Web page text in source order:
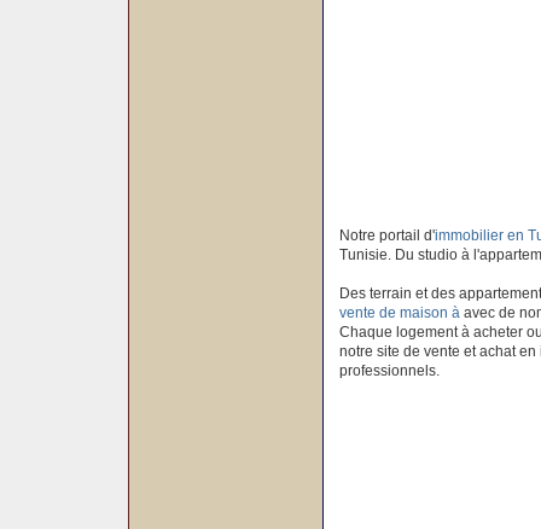
Notre portail d'immobilier en
Tunisie. Du studio à
Des terrain et des
vente de maison à avec de
Chaque logement à acheter
notre site de vente et achat
professionnels.